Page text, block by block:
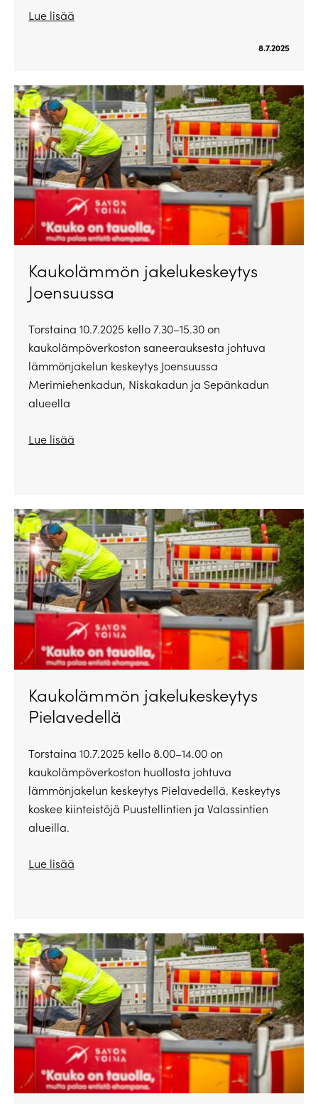
Lue lisää
8.7.2025
Kaukolämmön jakelukeskeytys
Joensuussa
Torstaina 10.7.2025 kello 7.30–15.30 on
kaukolämpöverkoston saneerauksesta johtuva
lämmönjakelun keskeytys Joensuussa
Merimiehenkadun, Niskakadun ja Sepänkadun
alueella
Lue lisää
Kaukolämmön jakelukeskeytys
Pielavedellä
Torstaina 10.7.2025 kello 8.00–14.00 on
kaukolämpöverkoston huollosta johtuva
lämmönjakelun keskeytys Pielavedellä. Keskeytys
koskee kiinteistöjä Puustellintien ja Valassintien
alueilla.
Lue lisää